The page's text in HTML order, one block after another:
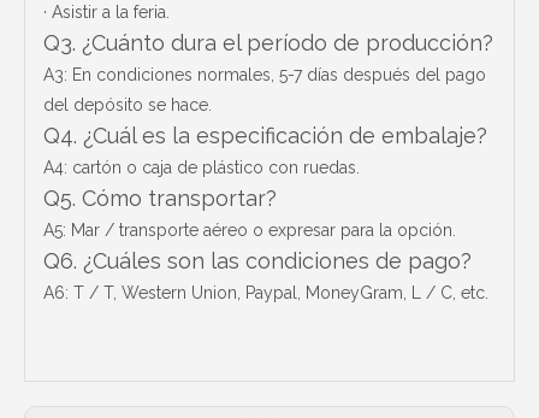
· Asistir a la feria.
Q3. ¿Cuánto dura el período de producción?
A3: En condiciones normales, 5-7 días después del pago
del depósito se hace.
Q4. ¿Cuál es la especificación de embalaje?
A4: cartón o caja de plástico con ruedas.
Q5. Cómo transportar?
A5: Mar / transporte aéreo o expresar para la opción.
Q6. ¿Cuáles son las condiciones de pago?
A6: T / T, Western Union, Paypal, MoneyGram, L / C, etc.